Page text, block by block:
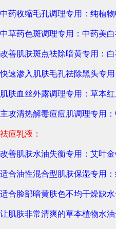
中药收缩毛孔调理专用：纯植
中草药色斑调理专用：中药美
改善肌肤斑点祛除暗黄专用：
快速渗入肌肤毛孔祛除黑头专
肌肤血丝外露调理专用：草本
主攻清热解毒痘痘肌调理专用
祛痘乳液：
改善肌肤水油失衡专用：艾叶
适合油性混合型肌肤保湿专用
适合脸部暗黄肤色不均干燥缺
让肌肤非常清爽的草本植物水